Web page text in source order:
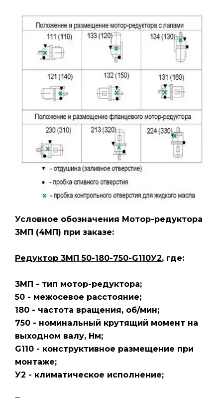
Условное обозначения Мотор-редуктора
3МП (4МП) при заказе:
Редуктор 3МП 50-180-750-G110У2, где:
3МП - тип мотор-редуктора;
50 - межосевое расстояние;
180 - частота вращения, об/мин;
750 - номинальный крутящий момент на
выходном валу, Нм;
G110 - конструктивное размещение при
монтаже;
У2 - климатическое исполнение;